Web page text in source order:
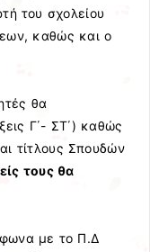
του σχολείου
καθώς και ο
θα
Γ΄- ΣΤ΄) καθώς
τίτλους Σπουδών
τους θα
με το Π.Δ